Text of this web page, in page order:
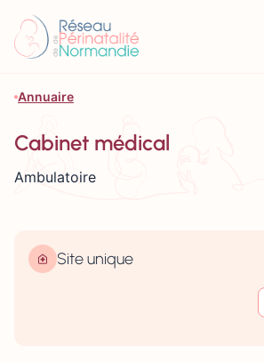
Annuaire
Cabinet médical
Ambulatoire
Site unique